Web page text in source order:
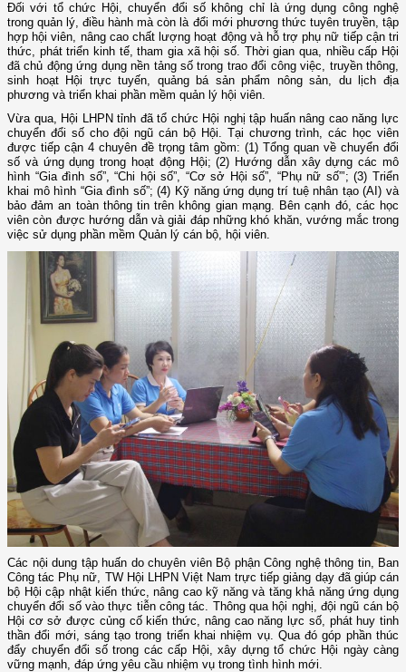
Đối với tổ chức Hội, chuyển đổi số không chỉ là ứng dụng công nghệ
trong quản lý, điều hành mà còn là đổi mới phương thức tuyên truyền, tập
hợp hội viên, nâng cao chất lượng hoạt động và hỗ trợ phụ nữ tiếp cận tri
thức, phát triển kinh tế, tham gia xã hội số. Thời gian qua, nhiều cấp Hội
đã chủ động ứng dụng nền tảng số trong trao đổi công việc, truyền thông,
sinh hoạt Hội trực tuyến, quảng bá sản phẩm nông sản, du lịch địa
phương và triển khai phần mềm quản lý hội viên.
Vừa qua, Hội LHPN tỉnh đã tổ chức Hội nghị tập huấn nâng cao năng lực
chuyển đổi số cho đội ngũ cán bộ Hội. Tại chương trình, các học viên
được tiếp cận 4 chuyên đề trọng tâm gồm: (1) Tổng quan về chuyển đổi
số và ứng dụng trong hoạt động Hội; (2) Hướng dẫn xây dựng các mô
hình “Gia đình số”, “Chi hội số”, “Cơ sở Hội số”, “Phụ nữ số”’; (3) Triển
khai mô hình “Gia đình số”; (4) Kỹ năng ứng dụng trí tuệ nhân tạo (AI) và
bảo đảm an toàn thông tin trên không gian mạng. Bên cạnh đó, các học
viên còn được hướng dẫn và giải đáp những khó khăn, vướng mắc trong
việc sử dụng phần mềm Quản lý cán bộ, hội viên.
Các nội dung tập huấn do chuyên viên Bộ phận Công nghệ thông tin, Ban
Công tác Phụ nữ, TW Hội LHPN Việt Nam trực tiếp giảng dạy đã giúp cán
bộ Hội cập nhật kiến thức, nâng cao kỹ năng và tăng khả năng ứng dụng
chuyển đổi số vào thực tiễn công tác. Thông qua hội nghị, đội ngũ cán bộ
Hội cơ sở được củng cố kiến thức, nâng cao năng lực số, phát huy tinh
thần đổi mới, sáng tạo trong triển khai nhiệm vụ. Qua đó góp phần thúc
đẩy chuyển đổi số trong các cấp Hội, xây dựng tổ chức Hội ngày càng
vững mạnh, đáp ứng yêu cầu nhiệm vụ trong tình hình mới.